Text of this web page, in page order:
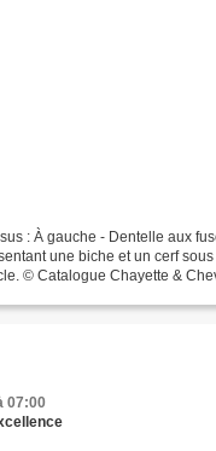
: À gauche - Dentelle aux
une biche et un cerf
© Catalogue Chayette &
07:00